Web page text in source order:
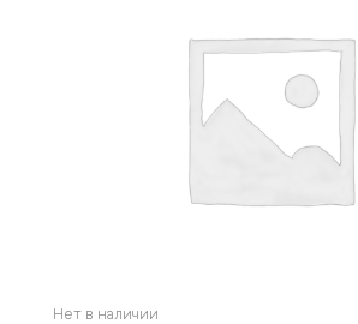
Нет в наличии